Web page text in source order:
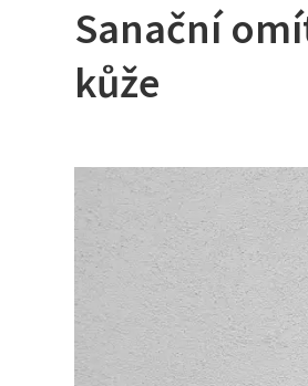
Sanační
kůže